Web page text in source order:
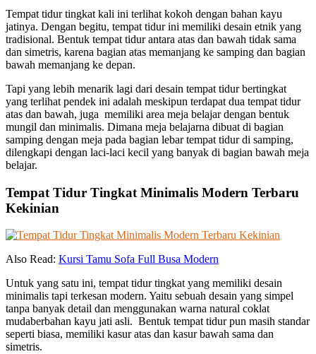
Tempat tidur tingkat kali ini terlihat kokoh dengan bahan kayu
jatinya. Dengan begitu, tempat tidur ini memiliki desain etnik yang
tradisional. Bentuk tempat tidur antara atas dan bawah tidak sama
dan simetris, karena bagian atas memanjang ke samping dan bagian
bawah memanjang ke depan.
Tapi yang lebih menarik lagi dari desain tempat tidur bertingkat
yang terlihat pendek ini adalah meskipun terdapat dua tempat tidur
atas dan bawah, juga memiliki area meja belajar dengan bentuk
mungil dan minimalis. Dimana meja belajarna dibuat di bagian
samping dengan meja pada bagian lebar tempat tidur di samping,
dilengkapi dengan laci-laci kecil yang banyak di bagian bawah meja
belajar.
Tempat Tidur Tingkat Minimalis Modern Terbaru
Kekinian
Also Read: Kursi Tamu Sofa Full Busa Modern
Untuk yang satu ini, tempat tidur tingkat yang memiliki desain
minimalis tapi terkesan modern. Yaitu sebuah desain yang simpel
tanpa banyak detail dan menggunakan warna natural coklat
mudaberbahan kayu jati asli. Bentuk tempat tidur pun masih standar
seperti biasa, memiliki kasur atas dan kasur bawah sama dan
simetris.